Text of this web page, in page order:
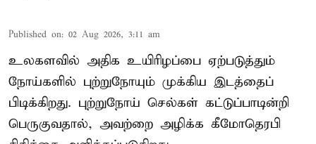
Published on: 02 Aug 2026, 3:11 am
உலகளவில் அதிக உயிரிழப்பை ஏற்படுத்தும்
நோய்களில் புற்றுநோயும் முக்கிய இடத்தைப்
பிடிக்கிறது. புற்றுநோய் செல்கள் கட்டுப்பாடின்றி
பெருகுவதால், அவற்றை அழிக்க கீமோதெரபி